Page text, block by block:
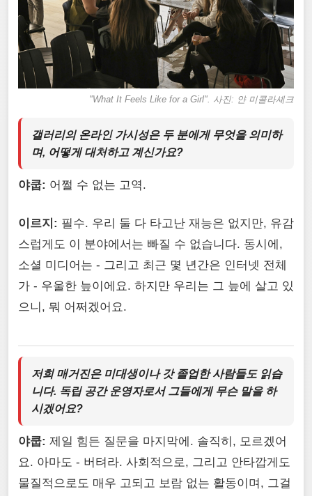
"What It Feels Like for a Girl" . 사진: 얀 미콜라셰크
갤러리의 온라인 가시성은 두 분에게 무엇을 의미하
며, 어떻게 대처하고 계신가요?
야쿱: 어쩔 수 없는 고역.
이르지: 필수. 우리 둘 다 타고난 재능은 없지만, 유감
스럽게도 이 분야에서는 빠질 수 없습니다. 동시에,
소셜 미디어는 - 그리고 최근 몇 년간은 인터넷 전체
가 - 우울한 늪이에요. 하지만 우리는 그 늪에 살고 있
으니, 뭐 어쩌겠어요.
저희 매거진은 미대생이나 갓 졸업한 사람들도 읽습
니다. 독립 공간 운영자로서 그들에게 무슨 말을 하
시겠어요?
야쿱: 제일 힘든 질문을 마지막에. 솔직히, 모르겠어
요. 아마도 - 버텨라. 사회적으로, 그리고 안타깝게도
물질적으로도 매우 고되고 보람 없는 활동이며, 그걸